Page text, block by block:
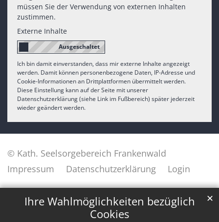
Ihre Wahlmöglichkeiten bezüglich
Cookies
✕
müssen Sie der Verwendung von externen Inhalten
zustimmen.
Externe Inhalte
Ich bin damit einverstanden, dass mir externe Inhalte angezeigt
werden. Damit können personenbezogene Daten, IP-Adresse und
Cookie-Informationen an Drittplattformen übermittelt werden.
Diese Einstellung kann auf der Seite mit unserer
Datenschutzerklärung (siehe Link im Fußbereich) später jederzeit
wieder geändert werden.
© Kath. Seelsorgebereich Frankenwald
Impressum
Datenschutzerklärung Login